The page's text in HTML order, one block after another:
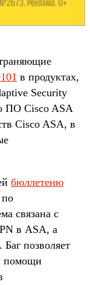
в продуктах,
Security
ПО Cisco ASA
Cisco ASA, в
бюллетеню
по
связана с
в ASA, а
позволяет
помощи